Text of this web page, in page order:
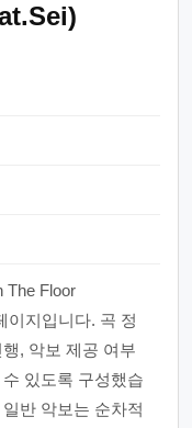
The Floor
이지입니다. 곡 정
, 악보 제공 여부
있도록 구성했습
반 악보는 순차적